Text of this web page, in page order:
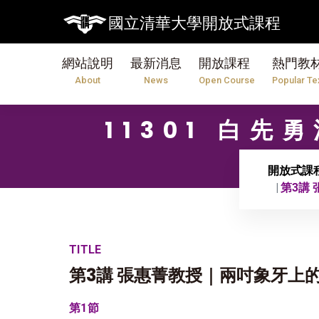
國立清華大學開放式課程
網站說明
About
最新消息
News
開放課程
Open Course
熱門教
Popular
11301 白先
開放式課
第3講
TITLE
第3講 張惠菁教授｜兩吋象牙上
第1節